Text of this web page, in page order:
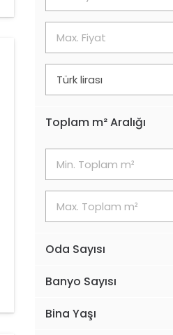
Toplam m² Aralığı
Oda Sayısı
Banyo Sayısı
Bina Yaşı